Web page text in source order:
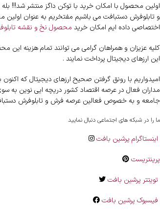
اولین محصول با امکان خرید با توکن داگز منتشر شد!!!
و تابلوفرش دستبافت می باشیم مفتخریم به عنوان
اختصاصی داده ایم امکان خرید محصول نخ و نقشه
کلیه عزیزان و همراهان گرامی می توانند تمام هزینه این
این ارزهای دیجیتال پرداخت نمایند .
امیدواریم با رونق گرفتن صحیح ارزهای دیجیتال که
مداران فعال در عرصه اقتصاد کشور دریچه ایی نوین به
جامعه و به خصوص فعالین عرصه فرش و تابلوفرش
ما را در شبکه های اجتماعی دنبال نمایید
اینستاگرام پرشین بافت
پرینتریست
تویتتر پرشین بافت
فیسبوک پرشین بافت